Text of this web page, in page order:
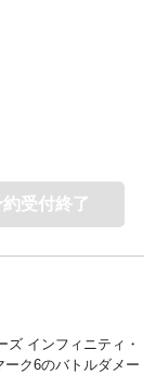
受付終了
ズ インフィニティ・
ク6のバトルダメー